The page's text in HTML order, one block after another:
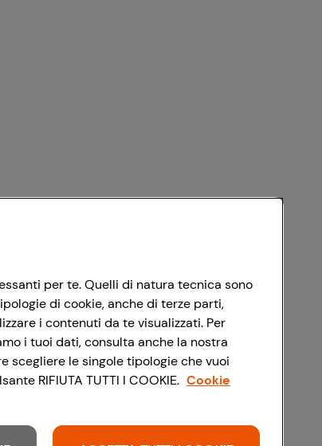
per te. Quelli di natura tecnica sono
di cookie, anche di terze parti,
i contenuti da te visualizzati. Per
i tuoi dati, consulta anche la nostra
scegliere le singole tipologie che vuoi
RIFIUTA TUTTI I COOKIE. Cookie